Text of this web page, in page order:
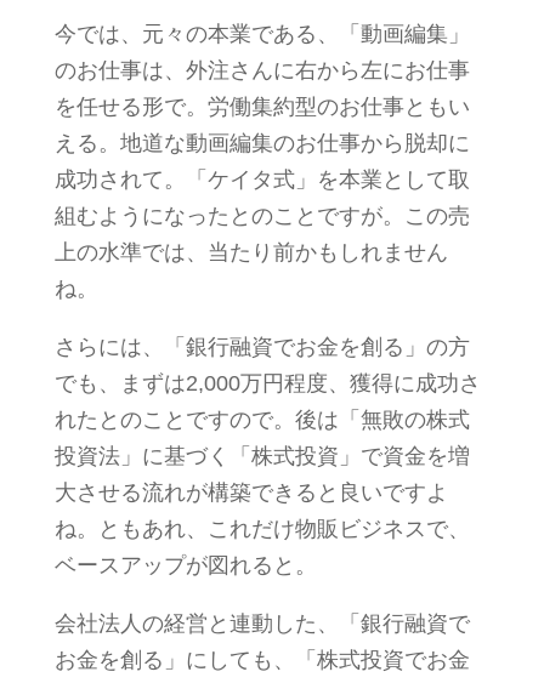
今では、元々の本業である、「動画編集」
のお仕事は、外注さんに右から左にお仕事
を任せる形で。労働集約型のお仕事ともい
える。地道な動画編集のお仕事から脱却に
成功されて。「ケイタ式」を本業として取
組むようになったとのことですが。この売
上の水準では、当たり前かもしれません
ね。
さらには、「銀行融資でお金を創る」の方
でも、まずは2,000万円程度、獲得に成功さ
れたとのことですので。後は「無敗の株式
投資法」に基づく「株式投資」で資金を増
大させる流れが構築できると良いですよ
ね。ともあれ、これだけ物販ビジネスで、
ベースアップが図れると。
会社法人の経営と連動した、「銀行融資で
お金を創る」にしても、「株式投資でお金